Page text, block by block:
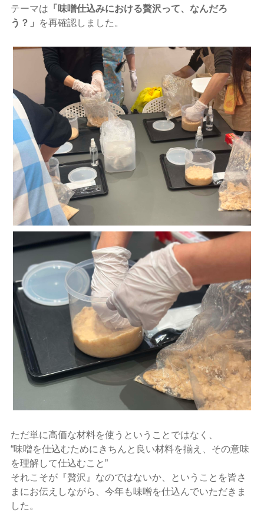
テーマは 「味噌仕込みにおける贅沢って、なんだろ
う？」
を再確認しました。
ただ単に高価な材料を使うということではなく、
“味噌を仕込むためにきちんと良い材料を揃え、その意味
を理解して仕込むこと”
それこそが『贅沢』なのではないか、ということを皆さ
まにお伝えしながら、今年も味噌を仕込んでいただきま
した。